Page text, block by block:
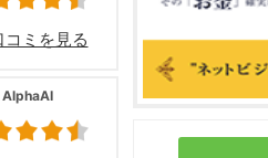
ミを見る
AlphaAI